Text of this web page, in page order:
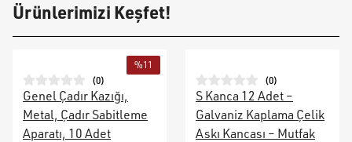
Ürünlerimizi Keşfet!
%11
(0)
Genel Çadır Kazığı,
Metal, Çadır Sabitleme
Aparatı, 10 Adet
(0)
S Kanca 12 Adet –
Galvaniz Kaplama Çelik
Askı Kancası – Mutfak